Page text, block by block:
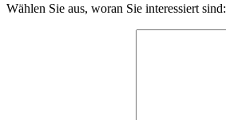
Wählen Sie aus, woran Sie interessiert sind: